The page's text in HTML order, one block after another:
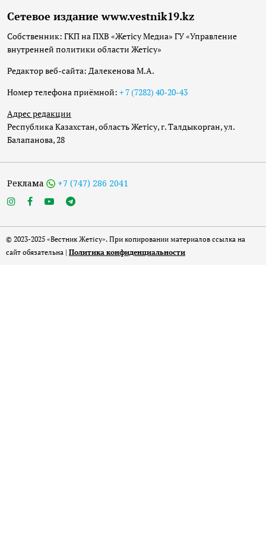
Сетевое издание www.vestnik19.kz
Собственник: ГКП на ПХВ «Жетісу Медиа» ГУ «Управление
внутренней политики области Жетісу»
Редактор веб-сайта: Далекенова М.А.
Номер телефона приёмной: + 7 (7282) 40-20-43
Адрес редакции
Республика Казахстан, область Жетісу, г. Талдыкорган, ул.
Балапанова, 28
Реклама +7 (747) 286 2041
© 2023-2025 «Вестник Жетісу». При копировании материалов ссылка на
сайт обязательна | Политика конфиденциальности